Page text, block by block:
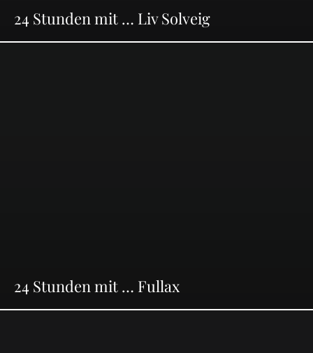
24 Stunden mit … Liv Solveig
24 Stunden mit … Fullax